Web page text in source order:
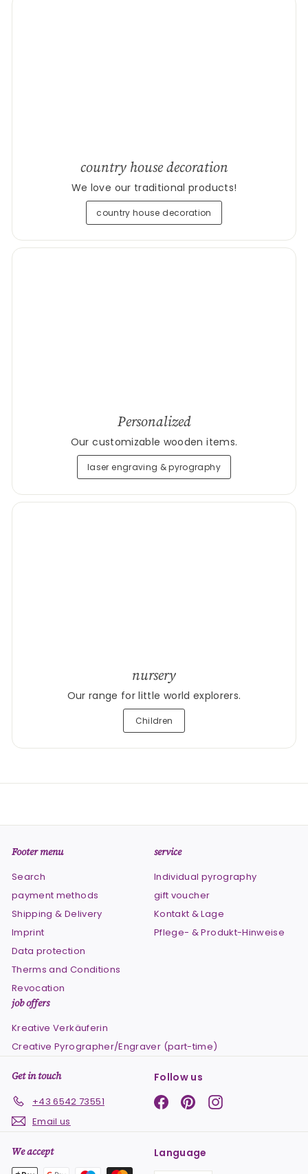
country house decoration
We love our traditional products!
country house decoration
Personalized
Our customizable wooden items.
laser engraving & pyrography
nursery
Our range for little world explorers.
Children
Footer menu
Search
payment methods
Shipping & Delivery
Imprint
Data protection
Therms and Conditions
Revocation
service
Individual pyrography
gift voucher
Kontakt & Lage
Pflege- & Produkt-Hinweise
job offers
Kreative Verkäuferin
Creative Pyrographer/Engraver (part-time)
Get in touch
+43 6542 73551
Email us
Follow us
Facebook
PinterestInstagram
We accept Language